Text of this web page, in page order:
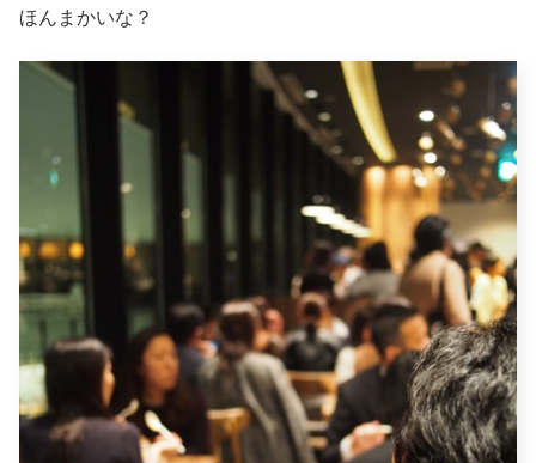
ほんまかいな？